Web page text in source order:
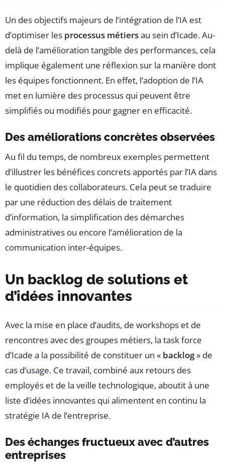
Un des objectifs majeurs de l’intégration de l’IA est
d’optimiser les processus métiersau sein d’Icade. Au-
delà de l’amélioration tangible des performances, cela
implique également une réflexion sur la manière dont
les équipes fonctionnent. En effet, l’adoption de l’IA
met en lumière des processus qui peuvent être
simplifiés ou modifiés pour gagner en efficacité.
Des améliorations concrètes observées
Au fil du temps, de nombreux exemples permettent
d’illustrer les bénéfices concrets apportés par l’IA dans
le quotidien des collaborateurs. Cela peut se traduire
par une réduction des délais de traitement
d’information, la simplification des démarches
administratives ou encore l’amélioration de la
communication inter-équipes.
Un backlog de solutions et
d’idées innovantes
Avec la mise en place d’audits, de workshops et de
rencontres avec des groupes métiers, la task force
d’Icade a la possibilité de constituer un « backlog» de
cas d’usage. Ce travail, combiné aux retours des
employés et de la veille technologique, aboutit à une
liste d’idées innovantes qui alimentent en continu la
stratégie IA de l’entreprise.
Des échanges fructueux avec d’autres
entreprises